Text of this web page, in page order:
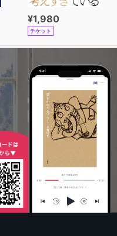
¥1,980
チケット